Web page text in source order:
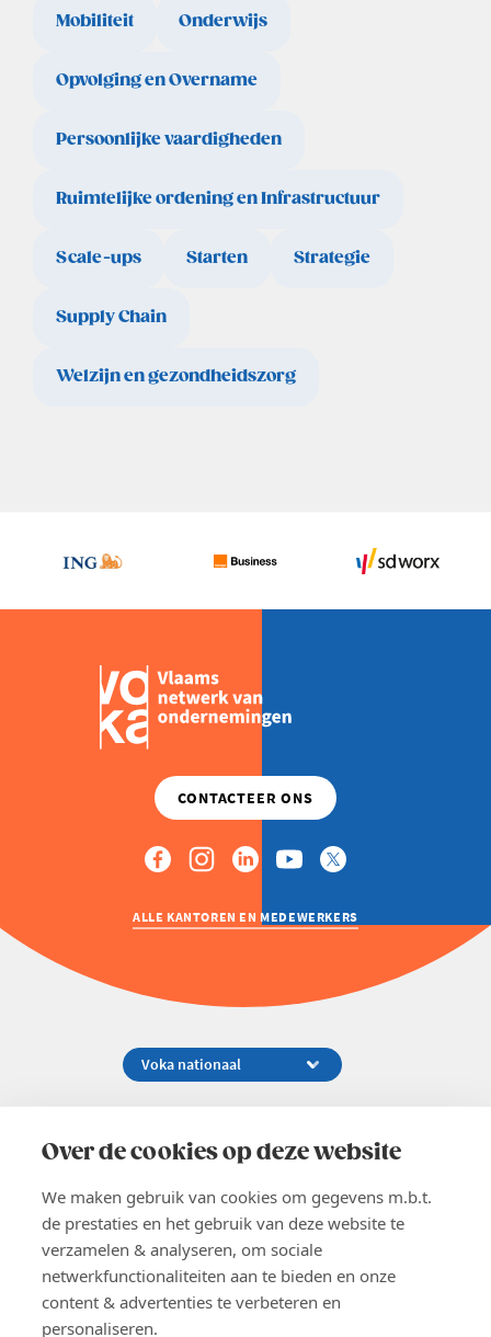
Over de cookies op deze website
We maken gebruik van cookies om gegevens m.b.t.
de prestaties en het gebruik van deze website te
verzamelen & analyseren, om sociale
netwerkfunctionaliteiten aan te bieden en onze
content & advertenties te verbeteren en
personaliseren.
Mobiliteit Onderwijs
Opvolging en Overname
Persoonlijke vaardigheden
Ruimtelijke ordening en Infrastructuur
Scale-ups Starten Strategie
Supply Chain
Welzijn en gezondheidszorg
ALLE KANTOREN EN MEDEWERKERS
02 229 81 11
EN